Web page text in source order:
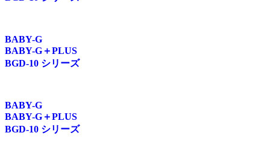
BABY-G
BABY-G＋PLUS
BGD-10 シリーズ
BABY-G
BABY-G＋PLUS
BGD-10 シリーズ